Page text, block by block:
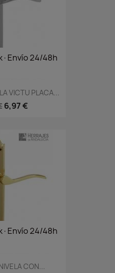
24/48h
VICTU PLACA...
6,97 €
24/48h
CON...